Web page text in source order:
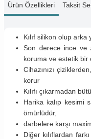
Ürün Özellikleri Taksit
Kılıf silikon olup arka
Son derece ince ve
koruma ve estetik bir
Cihazınızı
korur
Kılıfı çıkarmadan
Harika kalıp kesimi
ömürlüdür,
darbelere karşı
Diğer kılıflardan